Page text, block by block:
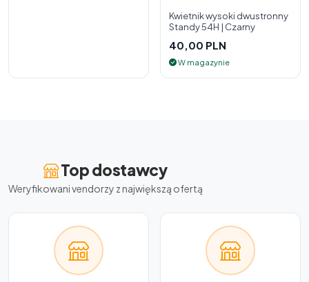
Kwietnik wysoki dwustronny
Standy 54H | Czarny
40,00 PLN
W magazynie
Top dostawcy
Weryfikowani vendorzy z największą ofertą